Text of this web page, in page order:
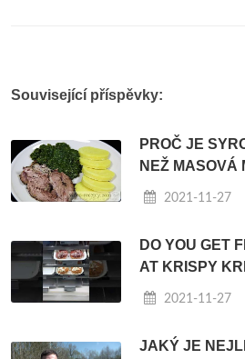
Související příspěvky:
PROČ JE
NEŽ MASOVÁ
2021-11-27
DO YOU GET
AT KRISPY
2021-11-27
JAKÝ JE